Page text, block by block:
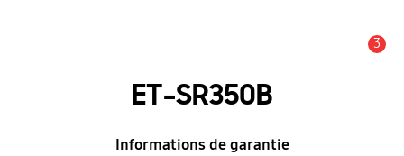
3
ET-SR350B
Informations de garantie